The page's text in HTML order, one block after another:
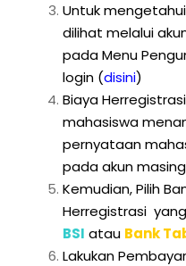
Untuk
dilihat melalui
pada Menu
login (disini)
Biaya
mahasiswa
pernyataan
pada akun
Kemudian, Pilih
Herregistrasi
BSI atau Bank
Lakukan